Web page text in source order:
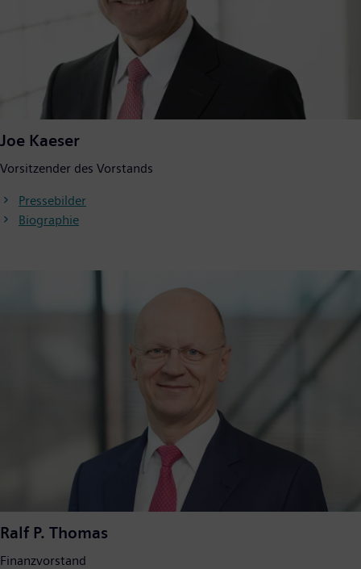
Joe Kaeser
Vorsitzender des Vorstands
Pressebilder
Biographie
Ralf P. Thomas
Finanzvorstand